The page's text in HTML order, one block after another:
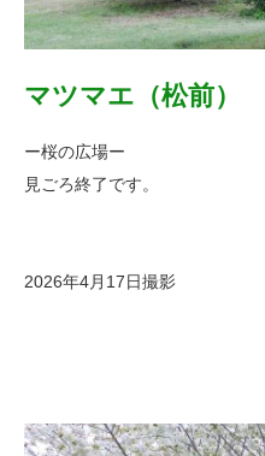
マツマエ（松前）
ー桜の広場ー
見ごろ終了です。
2026年4月17日撮影